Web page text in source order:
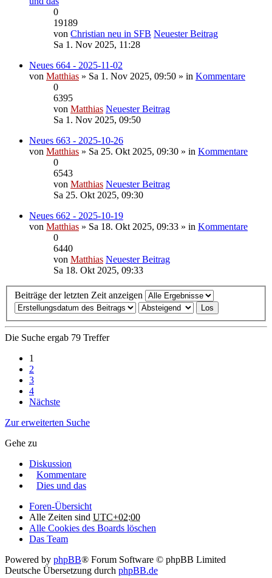
0
19189
von Christian neu in SFB Neuester Beitrag
Sa 1. Nov 2025, 11:28
Neues 664 - 2025-11-02
von Matthias » Sa 1. Nov 2025, 09:50 » in Kommentare
0
6395
von Matthias Neuester Beitrag
Sa 1. Nov 2025, 09:50
Neues 663 - 2025-10-26
von Matthias » Sa 25. Okt 2025, 09:30 » in Kommentare
0
6543
von Matthias Neuester Beitrag
Sa 25. Okt 2025, 09:30
Neues 662 - 2025-10-19
von Matthias » Sa 18. Okt 2025, 09:33 » in Kommentare
0
6440
von Matthias Neuester Beitrag
Sa 18. Okt 2025, 09:33
Beiträge der letzten Zeit anzeigen
Die Suche ergab 79 Treffer
1
2
3
4
Nächste
Zur erweiterten Suche
Gehe zu
Diskussion
Kommentare
Dies und das
Foren-Übersicht
Alle Zeiten sind UTC+02:00
Alle Cookies des Boards löschen
Das Team
Powered by phpBB® Forum Software © phpBB Limited
Deutsche Übersetzung durch phpBB.de